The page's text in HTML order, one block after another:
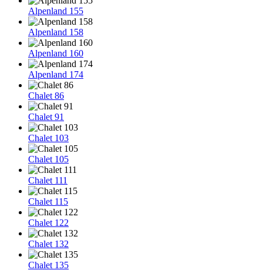
Alpenland 155
Alpenland 158
Alpenland 160
Alpenland 174
Chalet 86
Chalet 91
Chalet 103
Chalet 105
Chalet 111
Chalet 115
Chalet 122
Chalet 132
Chalet 135